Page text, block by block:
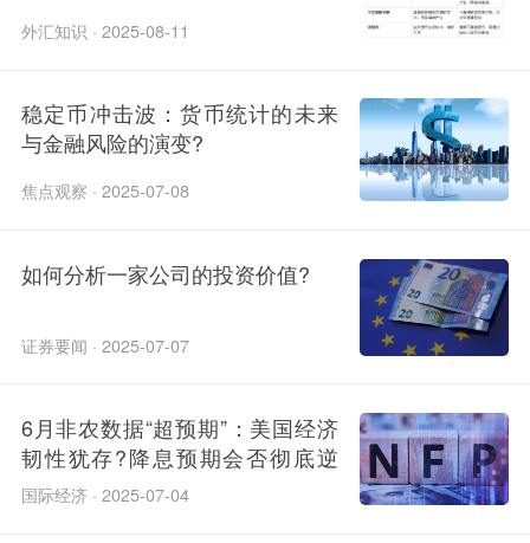
外汇知识 · 2025-08-11
稳定币冲击波：货币统计的未来
与金融风险的演变?
焦点观察 · 2025-07-08
如何分析一家公司的投资价值?
证券要闻 · 2025-07-07
6月非农数据“超预期”：美国经济
韧性犹存?降息预期会否彻底逆
转?
国际经济 · 2025-07-04